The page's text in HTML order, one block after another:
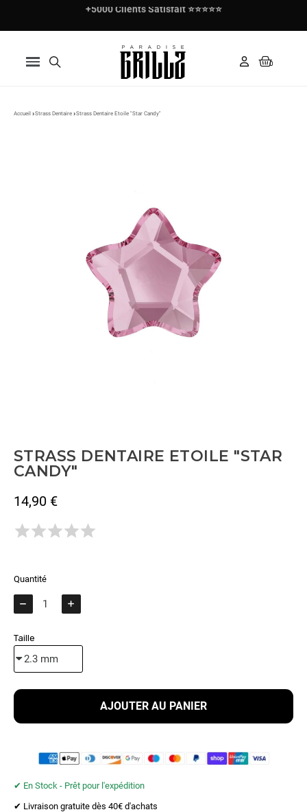
Accueil Strass Dentaire Strass Dentaire Etoile "Star Candy"
STRASS DENTAIRE ETOILE "STAR
CANDY"
14,90 €
Quantité
Taille
AJOUTER AU PANIER
✔︎ En Stock - Prêt pour l'expédition
✔︎ Livraison gratuite dès 40€ d'achats